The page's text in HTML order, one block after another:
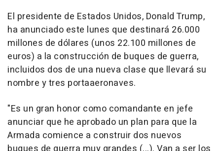
El presidente de Estados Unidos, Donald Trump,
ha anunciado este lunes que destinará 26.000
millones de dólares (unos 22.100 millones de
euros) a la construcción de buques de guerra,
incluidos dos de una nueva clase que llevará su
nombre y tres portaaeronaves.
"Es un gran honor como comandante en jefe
anunciar que he aprobado un plan para que la
Armada comience a construir dos nuevos